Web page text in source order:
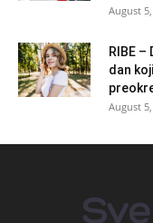
August
RIBE
dan
August